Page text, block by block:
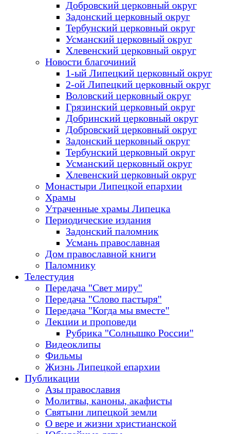
Добровский церковный округ
Задонский церковный округ
Тербунский церковный округ
Усманский церковный округ
Хлевенский церковный округ
Новости благочиний
1-ый Липецкий церковный округ
2-ой Липецкий церковный округ
Воловский церковный округ
Грязинский церковный округ
Добринский церковный округ
Добровский церковный округ
Задонский церковный округ
Тербунский церковный округ
Усманский церковный округ
Хлевенский церковный округ
Монастыри Липецкой епархии
Храмы
Утраченные храмы Липецка
Периодические издания
Задонский паломник
Усмань православная
Дом православной книги
Паломнику
Телестудия
Передача "Свет миру"
Передача "Слово пастыря"
Передача "Когда мы вместе"
Лекции и проповеди
Рубрика "Солнышко России"
Видеоклипы
Фильмы
Жизнь Липецкой епархии
Публикации
Азы православия
Молитвы, каноны, акафисты
Святыни липецкой земли
О вере и жизни христианской